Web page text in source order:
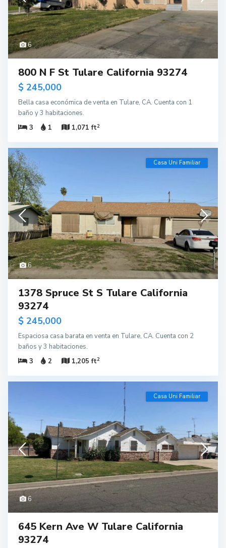
6
800 N F St Tulare California 93274
$ 245,000
Bella casa económica de venta en Tulare, CA. Cuenta con 1
baño y 3 habitaciones.
3
1 1,071 ft2
6
Casa Uni Familiar
1378 Spruce St S Tulare California
93274
$ 245,000
Espaciosa casa barata en venta en Tulare, CA. Cuenta con 2
baños y 3 habitaciones.
3
2 1,205 ft2
6
Casa Uni Familiar
645 Kern Ave W Tulare California
93274